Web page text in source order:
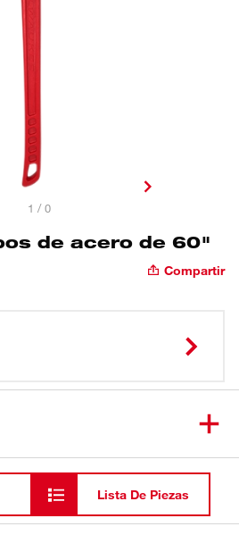
1 / 0
de acero de 60"
Compartir
Lista De Piezas